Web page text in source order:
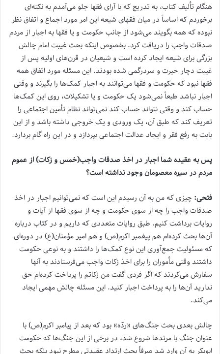
هنگام تألیف کتاب، به تدریج که با آرای فقها جلو می‌آمدم به نکته‌ای
برخوردم که اساساً در میان فقهای شیعه این امر مورد اجماع و اتفاق نظر
نبوده که همه بگویند می‌شود از جانب حکومت و یا فقها به اجبار از مردم
صدقات واجب را دریافت کرد. بخصوص اینکه بحث غیبت امام چالش
بزرگی برای شیعه ایجاد کرده است و شیعیان در قرن‌های اولیه پس از
غیبت دچار حیرت و سردرگمی شده‌ بودند. این مسئله مورد اتفاق همه
فقها نبود که حکومت و فقها می‌توانند به اجبار کمک‌ها را بگیرند و وقتی
اجبار نباشد طبعاً نمی‌شود یک حکومت و یا تشکیلات، روی این کمک‌ها
حساب کند و وقتی نتواند حساب کند نمی‌تواند نظام تأمین اجتماعی را
تعریف کند که طبق آن، یک ورودی و یک خروجی داشته باشد و از این
بابت به رفع فقر و ایجاد عدالت اجتماعی بپردازد و در این راه گام بردارد.
پس به عقیده شما اجبار در اخذ صدقات واجب(خمس و زکات) از عموم
مردم در سیره معصومان وجود نداشته است؟
فتحی: چیزی که من به آن رسیدم این است که نمی‌توانیم اجبار در اخذ
صدقات واجب را چه از سوی حکومت و چه از سوی فقها از آیات و
روایات برداشت کنیم. طبق روایات متعددی که داریم و در کتاب درباره
آن‌ها بحث کرده‌ام هم پیغمبر اکرم(ص) و هم امیر مؤمنان(ع) در دوره‌ای
که مسئولیت جمع‌آوری این نوع کمک‌ها را داشتند و به نوعی حکومت
داشتند وقتی مأموران را برای اخذ زکات واجب می‌فرستادند به آنها
سفارش می‌کردند که اگر فردی گفت من زکاتم را پرداخت کرده‌ام حق
ندارید آن‌ها را به پرداخت اجبار کنید. این مسئله چالش مهمی ایجاد
می‌کند.
چالش بعدی بحث جنگ‌های «ردّه» بود که بعد از پیامبر اکرم(ص) با
عنوان جنگ با مرتدها شروع شد، در برخی از این جنگ‌ها که حکومت
ابوبکر به آن وارد شد صرفاً بحث ارتداد عقیدتی مطرح نبود بلکه بحث